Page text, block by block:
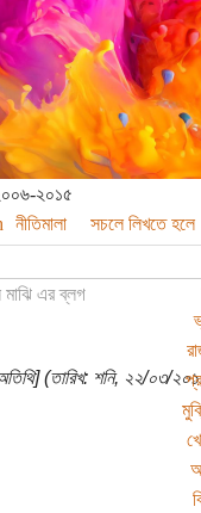
২০১৫
নীতিমালা সচলে লিখতে হলে
মাঝি এর ব্লগ
(তারিখ: শনি, ২২/০৩/